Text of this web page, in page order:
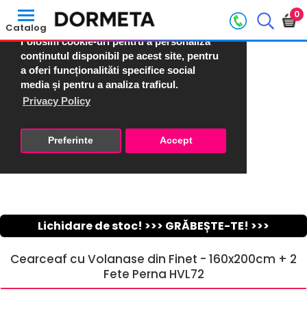
Folosim cookie-uri pentru a personaliza
conținutul disponibil pe acest site, pentru
a oferi funcționalităti specifice social
media și pentru a analiza traficul.
Privacy Policy
Accept X
Preferinte Accept
Catalog
0
Lichidare de stoc! >>> GRĂBEȘTE-TE! >>>
Cearceaf cu Volanase din Finet - 160x200cm + 2
Fete Perna HVL72